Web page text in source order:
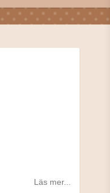
Läs mer...